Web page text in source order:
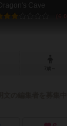
Cave
6.0